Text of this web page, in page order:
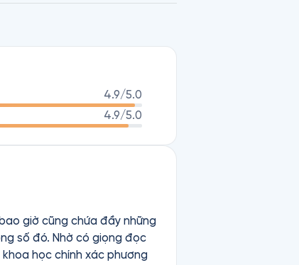
4.9/5.0
4.9/5.0
giờ cũng chứa đầy những
số đó. Nhờ có giọng đọc
học chính xác phương